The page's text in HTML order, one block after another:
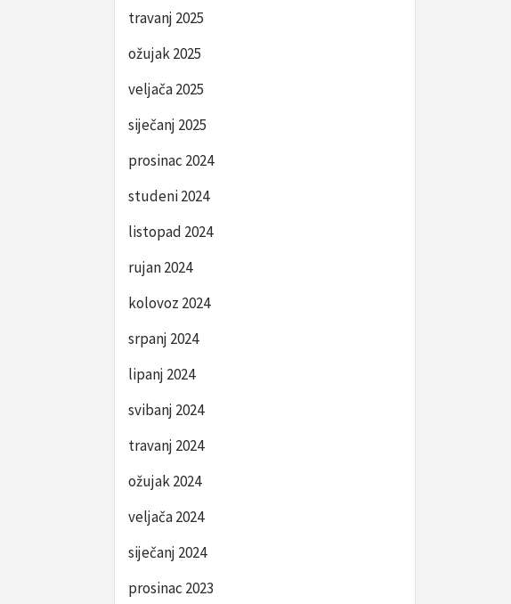
travanj 2025
ožujak 2025
veljača 2025
siječanj 2025
prosinac 2024
studeni 2024
listopad 2024
rujan 2024
kolovoz 2024
srpanj 2024
lipanj 2024
svibanj 2024
travanj 2024
ožujak 2024
veljača 2024
siječanj 2024
prosinac 2023